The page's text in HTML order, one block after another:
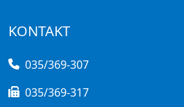
KONTAKT
035/369-307
035/369-317